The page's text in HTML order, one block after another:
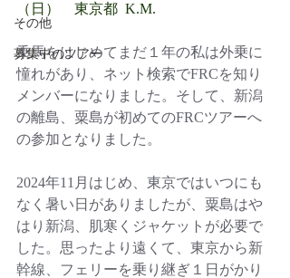
その他
募集中のツアー
（日）
東京都  K.M.
乗馬をはじめてまだ１年の私は外乗に
憧れがあり、ネット検索でFRCを知り
メンバーになりました。そして、新潟
の離島、粟島が初めてのFRCツアーへ
の参加となりました。
2024年11月はじめ、東京ではいつにも
なく暑い日がありましたが、粟島はや
はり新潟、肌寒くジャケットが必要で
した。思ったより遠くて、東京から新
幹線、フェリーを乗り継ぎ１日がかり